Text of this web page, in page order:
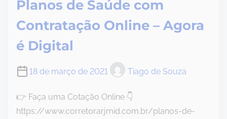
Planos de Saúde com
Contratação Online – Agora
é Digital
18 de março de 2021 Tiago de Souza
👉 Faça uma Cotação Online 👇
https://www.corretorarjmid.com.br/planos-de-